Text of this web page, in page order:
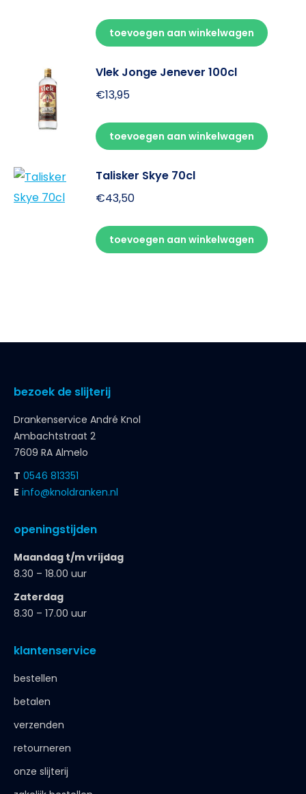
toevoegen aan winkelwagen
Vlek Jonge Jenever 100cl
€13,95
toevoegen aan winkelwagen
Talisker Skye 70cl
€43,50
toevoegen aan winkelwagen
bezoek de slijterij
Drankenservice André Knol
Ambachtstraat 2
7609 RA Almelo
T 0546 813351
E info@knoldranken.nl
openingstijden
Maandag t/m vrijdag
8.30 – 18.00 uur
Zaterdag
8.30 – 17.00 uur
klantenservice
bestellen
betalen
verzenden
retourneren
onze slijterij